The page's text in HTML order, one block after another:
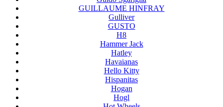
GUILLAUME HINFRAY
Gulliver
GUSTO
H8
Hammer Jack
Hatley
Havaianas
Hello Kitty
Hispanitas
Hogan
Hogl